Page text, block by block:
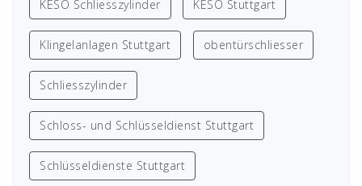
KESO Schliesszylinder KESO Stuttgart
Klingelanlagen Stuttgart obentürschliesser
Schliesszylinder
Schloss- und Schlüsseldienst Stuttgart
Schlüsseldienste Stuttgart